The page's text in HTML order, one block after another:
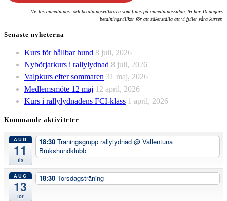
Vv. läs anmälnings- och betalningsvillkoren som finns på anmälningssidan. Vi har 10 dagars
betalningsvillkor för att säkerställa att vi fyller våra kurser.
Senaste nyheterna
Kurs för hållbar hund 8 juli, 2026
Nybörjarkurs i rallylydnad 8 juli, 2026
Valpkurs efter sommaren 31 maj, 2026
Medlemsmöte 12 maj 12 april, 2026
Kurs i rallylydnadens FCI-klass 1 april, 2026
Kommande aktiviteter
AUG
11
tis
18:30 Träningsgrupp rallylydnad @ Vallentuna
Brukshundklubb
AUG
13
tor
18:30 Torsdagsträning